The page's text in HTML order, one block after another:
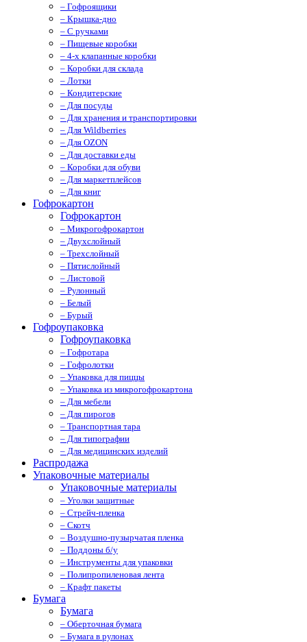
– Гофроящики
– Крышка-дно
– С ручками
– Пищевые коробки
– 4-х клапанные коробки
– Коробки для склада
– Лотки
– Кондитерские
– Для посуды
– Для хранения и транспортировки
– Для Wildberries
– Для OZON
– Для доставки еды
– Коробки для обуви
– Для маркетплейсов
– Для книг
Гофрокартон
Гофрокартон
– Микрогофрокартон
– Двухслойный
– Трехслойный
– Пятислойный
– Листовой
– Рулонный
– Белый
– Бурый
Гофроупаковка
Гофроупаковка
– Гофротара
– Гофролотки
– Упаковка для пиццы
– Упаковка из микрогофрокартона
– Для мебели
– Для пирогов
– Транспортная тара
– Для типографии
– Для медицинских изделий
Распродажа
Упаковочные материалы
Упаковочные материалы
– Уголки защитные
– Стрейч-пленка
– Скотч
– Воздушно-пузырчатая пленка
– Поддоны б/у
– Инструменты для упаковки
– Полипропиленовая лента
– Крафт пакеты
Бумага
Бумага
– Оберточная бумага
– Бумага в рулонах